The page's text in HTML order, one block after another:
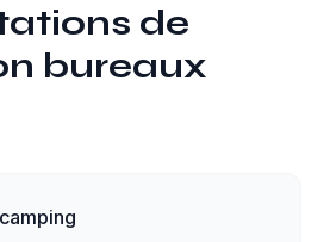
de
bureaux